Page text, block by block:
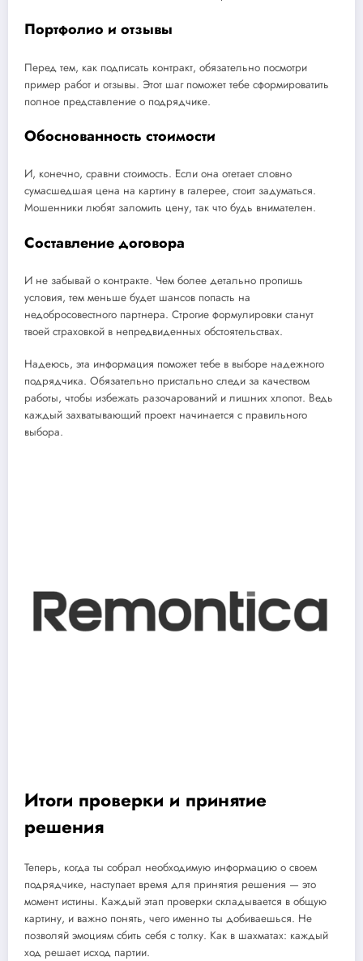
Портфолио и отзывы
Перед тем, как подписать контракт, обязательно посмотри
пример работ и отзывы. Этот шаг поможет тебе сформироватить
полное представление о подрядчике.
Обоснованность стоимости
И, конечно, сравни стоимость. Если она отетает словно
сумасшедшая цена на картину в галерее, стоит задуматься.
Мошенники любят заломить цену, так что будь внимателен.
Составление договора
И не забывай о контракте. Чем более детально пропишь
условия, тем меньше будет шансов попасть на
недобросовестного партнера. Строгие формулировки станут
твоей страховкой в непредвиденных обстоятельствах.
Надеюсь, эта информация поможет тебе в выборе надежного
подрядчика. Обязательно пристально следи за качеством
работы, чтобы избежать разочарований и лишних хлопот. Ведь
каждый захватывающий проект начинается с правильного
выбора.
Итоги проверки и принятие
решения
Теперь, когда ты собрал необходимую информацию о своем
подрядчике, наступает время для принятия решения — это
момент истины. Каждый этап проверки складывается в общую
картину, и важно понять, чего именно ты добиваешься. Не
позволяй эмоциям сбить себя с толку. Как в шахматах: каждый
ход решает исход партии.